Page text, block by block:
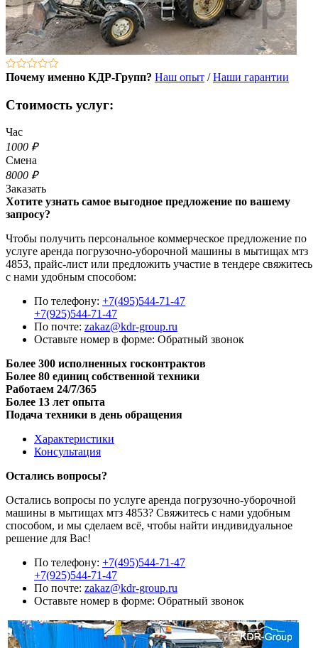
Почему именно КДР-Групп? Наш опыт /Наши гарантии
Стоимость услуг:
Час
1000 ₽
Смена
8000 ₽
Заказать
Хотите узнать самое выгодное предложение по вашему
запросу?
Чтобы получить персональное коммерческое предложение по
услуге аренда погрузочно-уборочной машины в мытищах мтз
4853, прайс-лист или предложить участие в тендере свяжитесь
с нами удобным способом:
По телефону: +7(495)544-71-47
+7(925)544-71-47
По почте: zakaz@kdr-group.ru
Оставьте номер в форме: Обратный звонок
Более 300 исполненных госконтрактов
Более 80 единиц собственной техники
Работаем 24/7/365
Более 13 лет опыта
Подача техники в день обращения
Характеристики
Консультация
Остались вопросы?
Остались вопросы по услуге аренда погрузочно-уборочной
машины в мытищах мтз 4853? Свяжитесь с нами удобным
способом, и мы сделаем всё, чтобы найти индивидуальное
решение для Вас!
По телефону: +7(495)544-71-47
+7(925)544-71-47
По почте: zakaz@kdr-group.ru
Оставьте номер в форме: Обратный звонок